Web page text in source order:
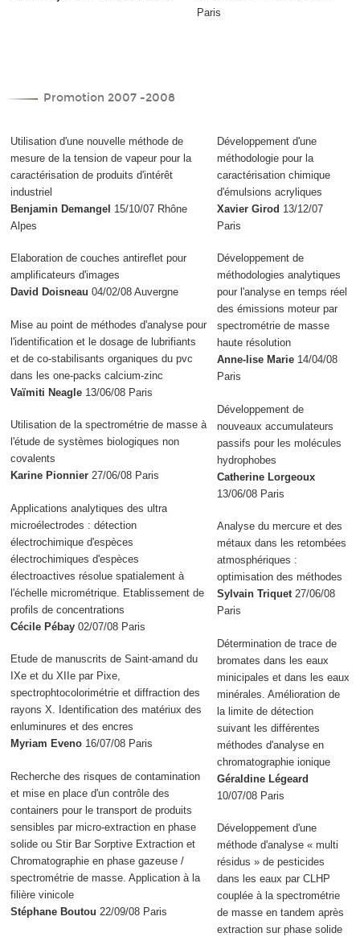
Paris
Promotion 2007 -2008
Utilisation d'une nouvelle méthode de
mesure de la tension de vapeur pour la
caractérisation de produits d'intérêt
industriel
Benjamin Demangel 15/10/07 Rhône
Alpes
Elaboration de couches antireflet pour
amplificateurs d'images
David Doisneau 04/02/08 Auvergne
Mise au point de méthodes d'analyse pour
l'identification et le dosage de lubrifiants
et de co-stabilisants organiques du pvc
dans les one-packs calcium-zinc
Vaïmiti Neagle 13/06/08 Paris
Utilisation de la spectrométrie de masse à
l'étude de systèmes biologiques non
covalents
Karine Pionnier 27/06/08 Paris
Applications analytiques des ultra
microélectrodes : détection
électrochimique d'espèces
électrochimiques d'espèces
électroactives résolue spatialement à
l'échelle micrométrique. Etablissement de
profils de concentrations
Cécile Pébay 02/07/08 Paris
Etude de manuscrits de Saint-amand du
IXe et du XIIe par Pixe,
spectrophtocolorimétrie et diffraction des
rayons X. Identification des matériux des
enluminures et des encres
Myriam Eveno 16/07/08 Paris
Recherche des risques de contamination
et mise en place d'un contrôle des
containers pour le transport de produits
sensibles par micro-extraction en phase
solide ou Stir Bar Sorptive Extraction et
Chromatographie en phase gazeuse /
spectrométrie de masse. Application à la
filière vinicole
Stéphane Boutou 22/09/08 Paris
Développement d'une
méthodologie pour la
caractérisation chimique
d'émulsions acryliques
Xavier Girod 13/12/07
Paris
Développement de
méthodologies analytiques
pour l'analyse en temps réel
des émissions moteur par
spectrométrie de masse
haute résolution
Anne-lise Marie 14/04/08
Paris
Développement de
nouveaux accumulateurs
passifs pour les molécules
hydrophobes
Catherine Lorgeoux
13/06/08 Paris
Analyse du mercure et des
métaux dans les retombées
atmosphériques :
optimisation des méthodes
Sylvain Triquet27/06/08
Paris
Détermination de trace de
bromates dans les eaux
minicipales et dans les eaux
minérales. Amélioration de
la limite de détection
suivant les différentes
méthodes d'analyse en
chromatographie ionique
Géraldine Légeard
10/07/08 Paris
Développement d'une
méthode d'analyse « multi
résidus » de pesticides
dans les eaux par CLHP
couplée à la spectrométrie
de masse en tandem après
extraction sur phase solide